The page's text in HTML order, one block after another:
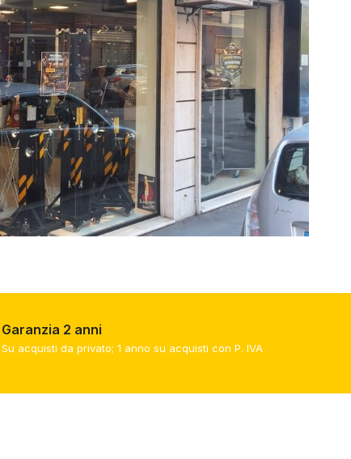
Garanzia 2 anni
Su acquisti da privato; 1 anno su acquisti con P. IVA​